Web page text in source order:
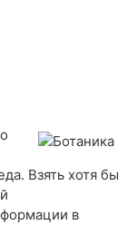
Взять хотя бы
в